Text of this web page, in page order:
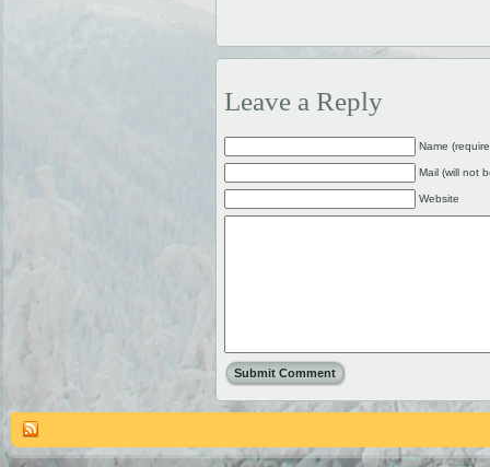
Leave a Reply
Name
Mail (will not
Website